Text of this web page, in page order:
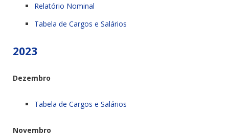
Relatório Nominal
Tabela de Cargos e Salários
2023
Dezembro
Tabela de Cargos e Salários
Novembro